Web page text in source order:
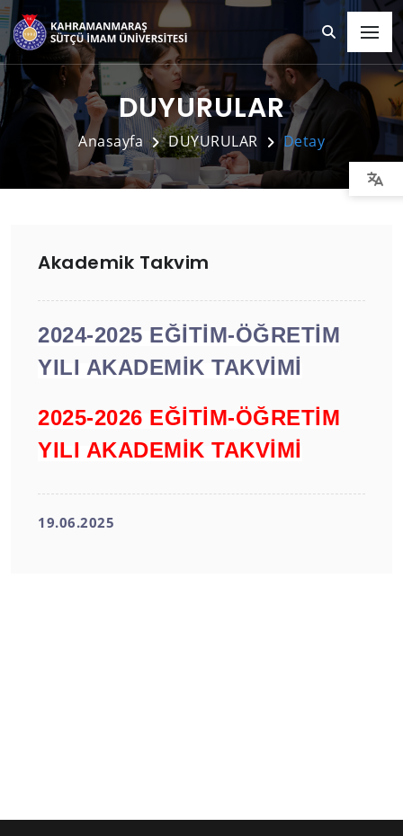
DUYURULAR
Anasayfa DUYURULAR Detay
Akademik Takvim
2024-2025 EĞİTİM-ÖĞRETİM
YILI AKADEMİK TAKVİMİ
2025-2026 EĞİTİM-ÖĞRETİM
YILI AKADEMİK TAKVİMİ
19.06.2025